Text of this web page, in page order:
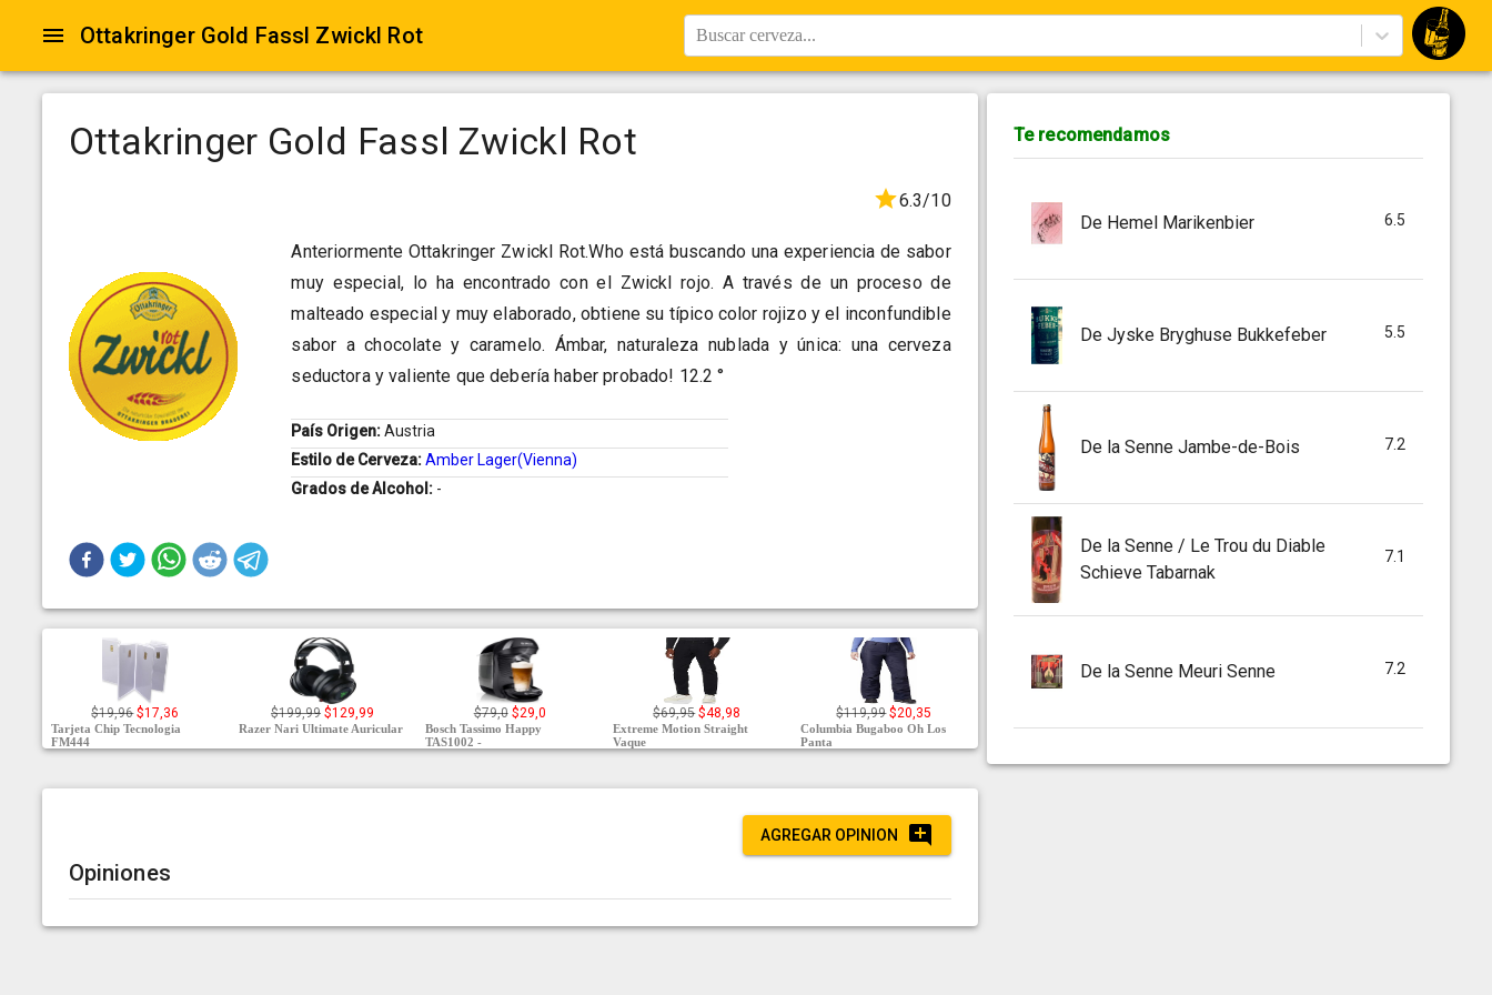
Ottakringer Gold Fassl Zwickl Rot Buscar cerveza...
Ottakringer Gold Fassl Zwickl Rot
6.3/10
Anteriormente Ottakringer Zwickl Rot.Who está buscando una experiencia de sabor
muy especial, lo ha encontrado con el Zwickl rojo. A través de un proceso de
malteado especial y muy elaborado, obtiene su típico color rojizo y el inconfundible
sabor a chocolate y caramelo. Ámbar, naturaleza nublada y única: una cerveza
seductora y valiente que debería haber probado! 12.2 °
País Origen:Austria
Estilo de Cerveza:Amber Lager(Vienna)
Grados de Alcohol: -
$19,96 $17,36
Tarjeta Chip Tecnologia
FM444
$199,99 $129,99
Razer Nari Ultimate Auricular
$79,0 $29,0
Bosch Tassimo Happy
TAS1002 -
$69,95 $48,98
Extreme Motion Straight
Vaque
$119,99 $20,35
Columbia Bugaboo Oh Los
Panta
AGREGAR OPINION
Opiniones
Te recomendamos
De Hemel Marikenbier 6.5
De Jyske Bryghuse Bukkefeber 5.5
De la Senne Jambe-de-Bois 7.2
De la Senne / Le Trou du Diable
Schieve Tabarnak
7.1
De la Senne Meuri Senne 7.2